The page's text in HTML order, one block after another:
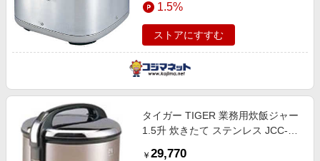
1.5%
ストアにすすむ
タイガー TIGER 業務用炊飯ジャー
1.5升 炊きたて ステンレス JCC-
￥ 29,770